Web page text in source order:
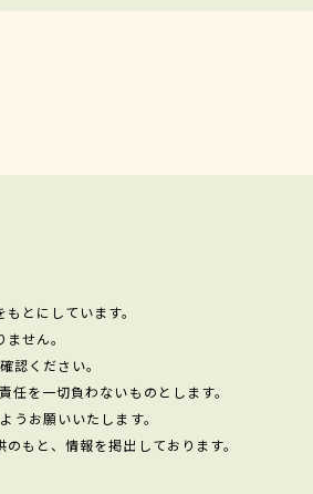
とにしています。
せん。
認ください。
を一切負わないものとします。
お願いいたします。
もと、情報を掲出しております。